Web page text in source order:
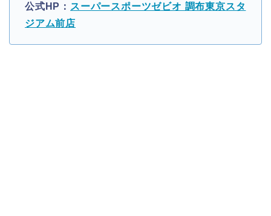
公式HP： スーパースポーツゼビオ 調布東京スタ
ジアム前店